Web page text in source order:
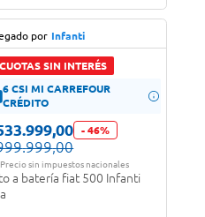
por Infanti
SIN INTERÉS
6 CSI MI CARREFOUR
CRÉDITO
.999,00 -46%
.999,00
sin impuestos nacionales
a batería fiat 500 Infanti